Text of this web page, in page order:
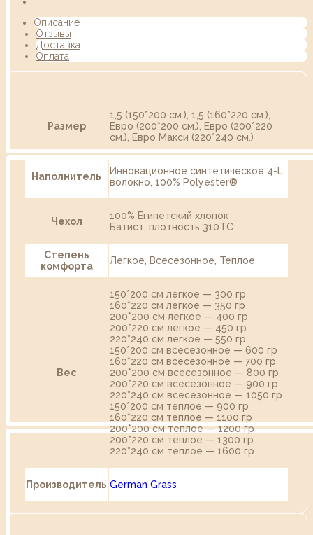
Описание
Отзывы
Доставка
Оплата
Размер
1,5 (150*200 см.), 1,5 (160*220 см.),
Евро (200*200 см.), Евро (200*220
см.), Евро Макси (220*240 см.)
Наполнитель
Инновационное синтетическое 4-L
волокно, 100% Polyester®
Чехол
100% Египетский хлопок
Батист, плотность 310TC
Степень
комфорта
Легкое, Всесезонное, Теплое
Вес
150*200 см легкое — 300 гр
160*220 см легкое — 350 гр
200*200 см легкое — 400 гр
200*220 см легкое — 450 гр
220*240 см легкое — 550 гр
150*200 см всесезонное — 600 гр
160*220 см всесезонное — 700 гр
200*200 см всесезонное — 800 гр
200*220 см всесезонное — 900 гр
220*240 см всесезонное — 1050 гр
150*200 см теплое — 900 гр
160*220 см теплое — 1100 гр
200*200 см теплое — 1200 гр
200*220 см теплое — 1300 гр
220*240 см теплое — 1600 гр
Производитель German Grass